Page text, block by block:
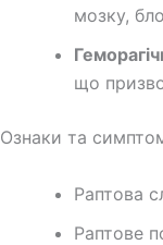
мозку,
що
Ознаки та
Раптова
Раптове